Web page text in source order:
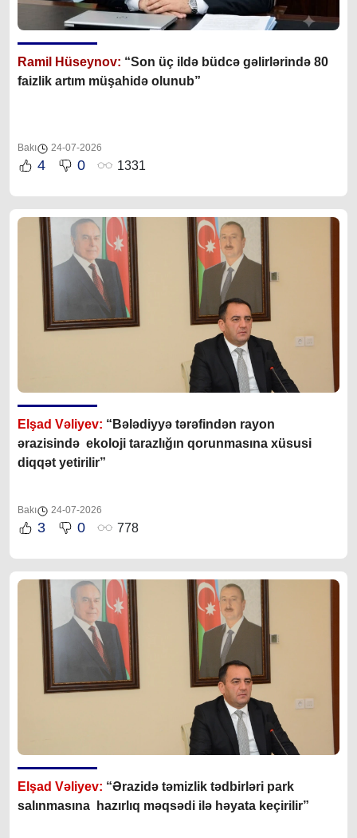
Ramil Hüseynov: “Son üç ildə büdcə gəlirlərində 80
faizlik artım müşahidə olunub”
Bakı 24-07-2026
4 0 1331
Elşad Vəliyev: “Bələdiyyə tərəfindən rayon
ərazisində ekoloji tarazlığın qorunmasına xüsusi
diqqət yetirilir”
Bakı 24-07-2026
3 0 778
Elşad Vəliyev: “Ərazidə təmizlik tədbirləri park
salınmasına hazırlıq məqsədi ilə həyata keçirilir”